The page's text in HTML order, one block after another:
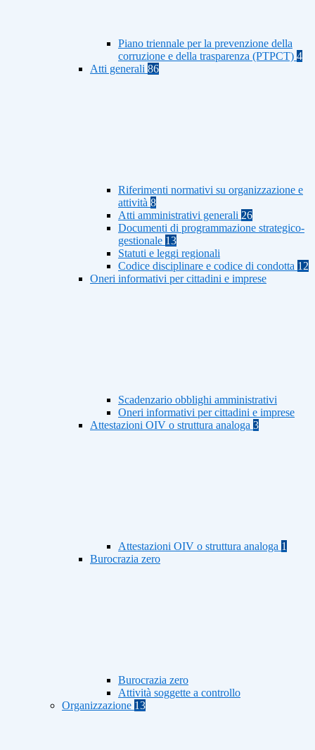
Piano triennale per la prevenzione della
corruzione e della trasparenza (PTPCT) 4
Atti generali 86
Riferimenti normativi su organizzazione e
attività 8
Atti amministrativi generali 26
Documenti di programmazione strategico-
gestionale 13
Statuti e leggi regionali
Codice disciplinare e codice di condotta 12
Oneri informativi per cittadini e imprese
Scadenzario obblighi amministrativi
Oneri informativi per cittadini e imprese
Attestazioni OIV o struttura analoga 3
Attestazioni OIV o struttura analoga 1
Burocrazia zero
Burocrazia zero
Attività soggette a controllo
Organizzazione 13